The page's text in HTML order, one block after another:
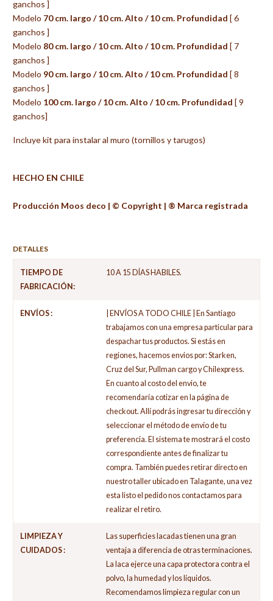
ganchos ]
Modelo 70 cm. largo / 10 cm. Alto / 10 cm. Profundidad [ 6
ganchos ]
Modelo 80 cm. largo / 10 cm. Alto / 10 cm. Profundidad [ 7
ganchos ]
Modelo 90 cm. largo / 10 cm. Alto / 10 cm. Profundidad [ 8
ganchos ]
Modelo 100 cm. largo / 10 cm. Alto / 10 cm. Profundidad [ 9
ganchos]
Incluye kit para instalar al muro (tornillos y tarugos)
HECHO EN CHILE
Producción Moos deco | ©️ Copyright | ®️ Marca registrada
DETALLES
TIEMPO DE
FABRICACIÓN:
10 A 15 DÍAS HABILES.
ENVÍOS :
| ENVÍOS A TODO CHILE | En Santiago
trabajamos con una empresa particular para
despachar tus productos. Si estás en
regiones, hacemos envios por: Starken,
Cruz del Sur, Pullman cargo y Chilexpress.
En cuanto al costo del envio, te
recomendaría cotizar en la página de
checkout. Allí podrás ingresar tu dirección y
seleccionar el método de envío de tu
preferencia. El sistema te mostrará el costo
correspondiente antes de finalizar tu
compra. También puedes retirar directo en
nuestro taller ubicado en Talagante, una vez
esta listo el pedido nos contactamos para
realizar el retiro.
LIMPIEZA Y
CUIDADOS :
Las superficies lacadas tienen una gran
ventaja a diferencia de otras terminaciones.
La laca ejerce una capa protectora contra el
polvo, la humedad y los líquidos.
Recomendamos limpieza regular con un